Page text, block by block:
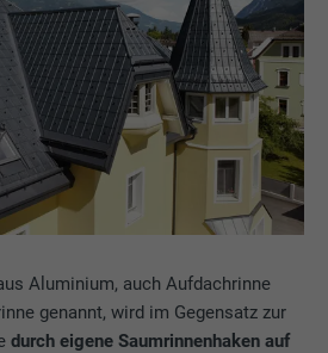
Aluminium, auch Aufdachrinne
genannt, wird im Gegensatz zur
durch eigene Saumrinnenhaken auf